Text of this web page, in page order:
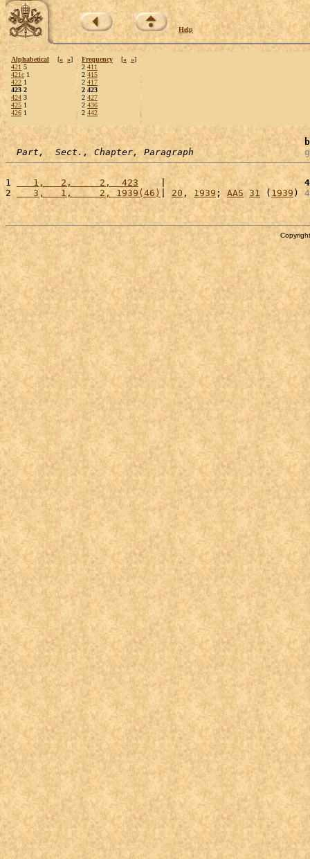
Help
Alphabetical [« »]
421 5
421c 1
422 1
423 2
424 3
425 1
426 1
Frequency [« »]
2 411
2 415
2 417
2 423
2 427
2 436
2 442
Part,  Sect., Chapter, Paragraph
1
   1,   2,     2,  423
    |
2
   3,   1,     2, 1939(46)
| 20 , 1939 ; AAS 31 (1939 )